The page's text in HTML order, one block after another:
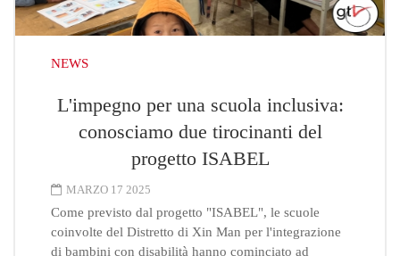
NEWS
L'impegno per una scuola inclusiva:
conosciamo due tirocinanti del
progetto ISABEL
MARZO 17 2025
Come previsto dal progetto "ISABEL", le scuole
coinvolte del Distretto di Xin Man per l'integrazione
di bambini con disabilità hanno cominciato ad